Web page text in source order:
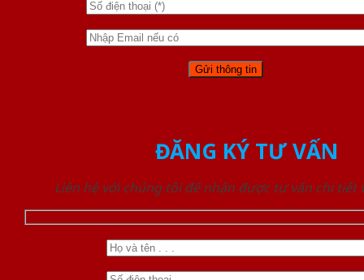
ĐĂNG KÝ TƯ VẤN
Liên hệ với chúng tôi để nhận được tư vấn chi tiết